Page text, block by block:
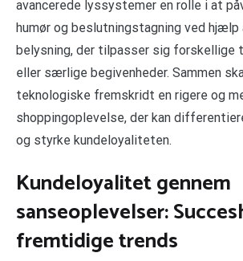
avancerede lyssystemer en rolle i at
humør og beslutningstagning ved hjælp
belysning, der tilpasser sig forskellige
eller særlige begivenheder. Sammen
teknologiske fremskridt en rigere og
shoppingoplevelse, der kan
og styrke kundeloyaliteten.
Kundeloyalitet gennem
sanseoplevelser:
fremtidige trends